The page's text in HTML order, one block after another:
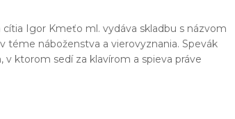
Igor Kmeťo ml. vydáva skladbu s názvom
téme náboženstva a vierovyznania. Spevák
ktorom sedí za klavírom a spieva práve